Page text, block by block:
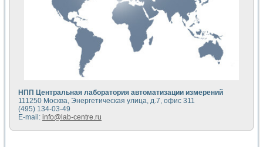
Передовые научные технологии: нано-, фемто-,
Автоматизированная установка по измерению временных
Автоматизированный лабораторный комплекс на базе
Визуализация моделирования и оптимизации тепловой
Виртуальный прибор для исследования функциональных
Исследование возможности создания экономичного
Исследование кинетики движения макрочастиц в
Метод прогнозирования свойств дисперсных продуктов
Недорогая система управления сверхпроводящим
Применение технологий NI в курсе экспериментальной
Расчет переноса аэрозоля и выпадения осадка в
НПП Центральная лаборатория автоматизации измерений
111250 Москва, Энергетическая улица, д.7, офис 311
(495) 134-03-49
E-mail: info@lab-centre.ru